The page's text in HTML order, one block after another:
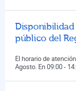
público del
El horario de
Agosto. En 09:00 -